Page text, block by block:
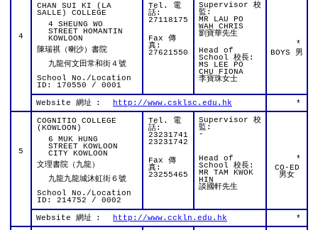
4
CHAN SUI KI (LA
SALLE) COLLEGE
4 SHEUNG WO
STREET HOMANTIN
KOWLOON
陳瑞祺（喇沙）書院
九龍何文田常和街４號
School No./Location
ID: 170550 / 0001
Tel. 電
話:
27118175
Fax 傳
真:
27621550
Supervisor 校
監:
MR LAU PO
WAH CHRIS
劉寶華先生
Head of
School 校長:
MS LEE PO
CHU FIONA
李寶珠女士
*
BOYS 男
Website 網址 : http://www.csklsc.edu.hk *
5
COGNITIO COLLEGE
(KOWLOON)
6 MUK HUNG
STREET KOWLOON
CITY KOWLOON
文理書院（九龍）
九龍九龍城沐虹街６號
School No./Location
ID: 214752 / 0002
Tel. 電
話:
23231741
23231742
Fax 傳
真:
23255465
Supervisor 校
監:
-
Head of
School 校長:
MR TAM KWOK
HIN
談國軒先生
*
CO-ED
男女
Website 網址 : http://www.cckln.edu.hk *